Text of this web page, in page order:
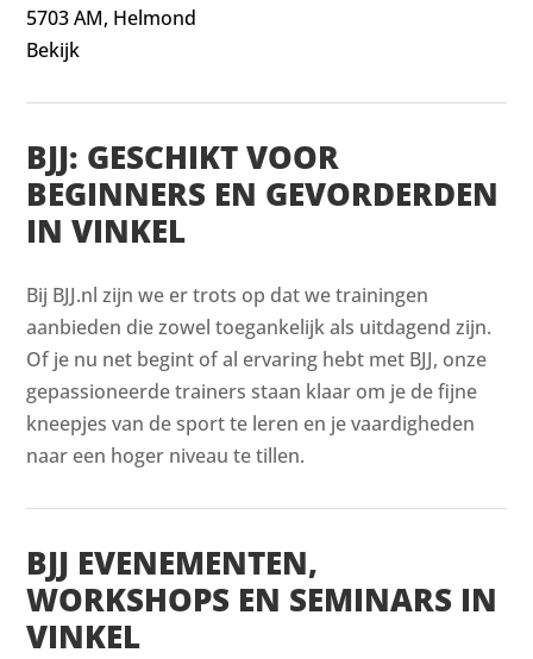
5703 AM, Helmond
Bekijk
BJJ: GESCHIKT VOOR
BEGINNERS EN GEVORDERDEN
IN VINKEL
Bij BJJ.nl zijn we er trots op dat we trainingen
aanbieden die zowel toegankelijk als uitdagend zijn.
Of je nu net begint of al ervaring hebt met BJJ, onze
gepassioneerde trainers staan klaar om je de fijne
kneepjes van de sport te leren en je vaardigheden
naar een hoger niveau te tillen.
BJJ EVENEMENTEN,
WORKSHOPS EN SEMINARS IN
VINKEL